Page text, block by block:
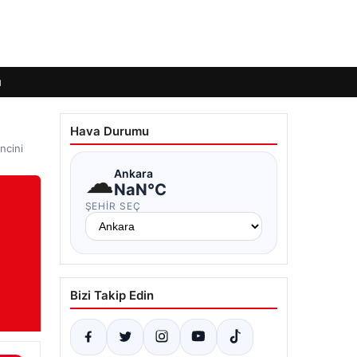
Hava Durumu
☁Ankara
NaN°C
ŞEHIR SEÇ
Bizi Takip Edin